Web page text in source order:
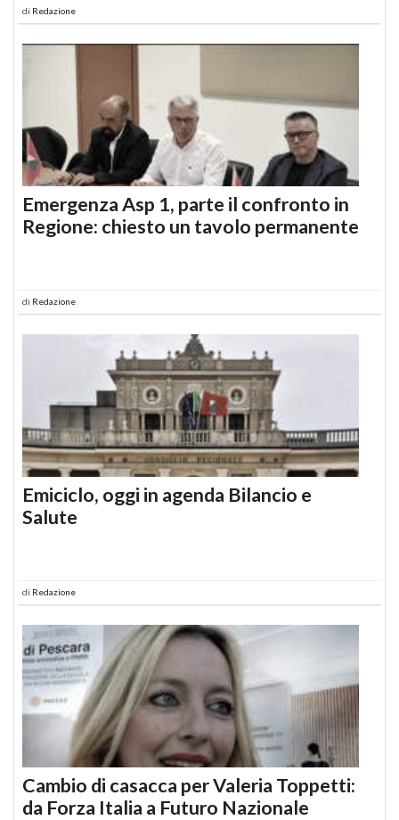
di Redazione
Emergenza Asp 1, parte il confronto in
Regione: chiesto un tavolo permanente
di Redazione
Emiciclo, oggi in agenda Bilancio e
Salute
di Redazione
Cambio di casacca per Valeria Toppetti:
da Forza Italia a Futuro Nazionale